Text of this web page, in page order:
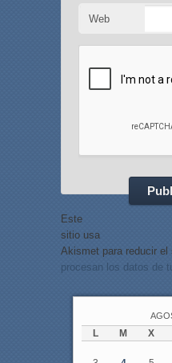
Web
Este
sitio usa
Akismet para reducir el
procesan los datos de
L M X